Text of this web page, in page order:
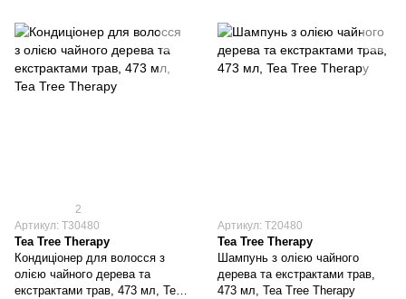
2
Артикул: T30480
Tea Tree Therapy
Кондиціонер для волосся з
олією чайного дерева та
екстрактами трав, 473 мл, Tea
Артикул: T20480
Tea Tree Therapy
Шампунь з олією чайного
дерева та екстрактами трав,
473 мл, Tea Tree Therapy